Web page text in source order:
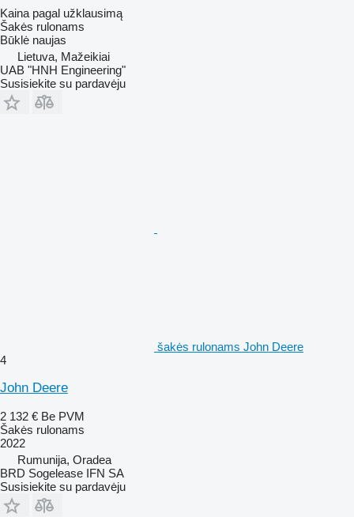
Kaina pagal užklausimą
Šakės rulonams
Būklė naujas
Lietuva, Mažeikiai
UAB "HNH Engineering"
Susisiekite su pardavėju
šakės rulonams John Deere
4
John Deere
2 132 € Be PVM
Šakės rulonams
2022
Rumunija, Oradea
BRD Sogelease IFN SA
Susisiekite su pardavėju